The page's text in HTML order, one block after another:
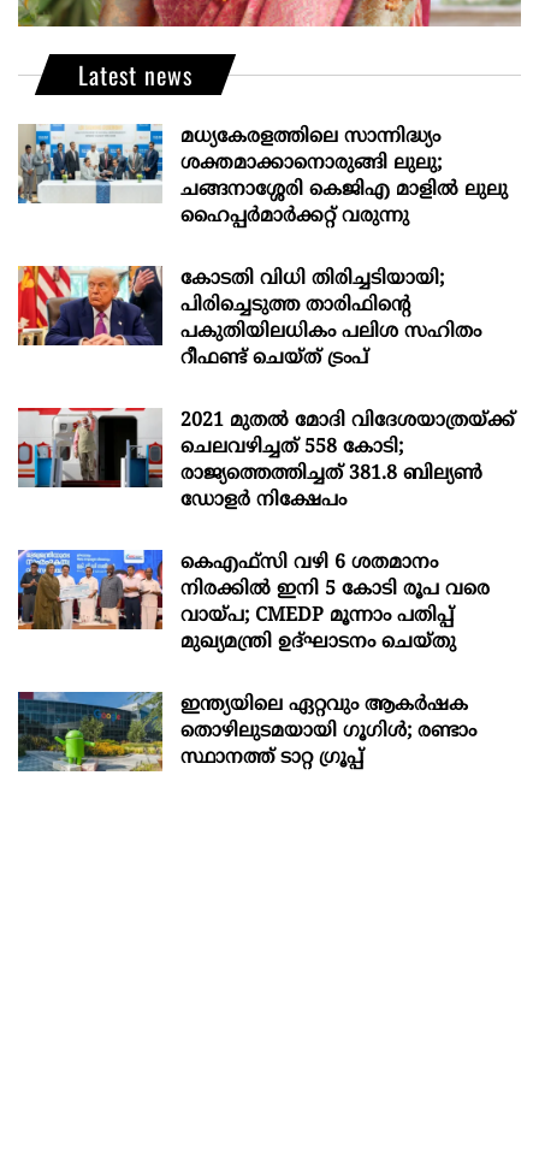
Latest news
മധ്യകേരളത്തിലെ സാന്നിദ്ധ്യം
ശക്തമാക്കാനൊരുങ്ങി ലുലു;
ചങ്ങനാശ്ശേരി കെജിഎ മാളിൽ ലുലു
ഹൈപ്പർമാർക്കറ്റ് വരുന്നു
കോടതി വിധി തിരിച്ചടിയായി;
പിരിച്ചെടുത്ത താരിഫിന്‍റെ
പകുതിയിലധികം പലിശ സഹിതം
റീഫണ്ട് ചെയ്ത് ട്രംപ്
2021 മുതൽ മോദി വിദേശയാത്രയ്ക്ക്
ചെലവഴിച്ചത് 558 കോടി;
രാജ്യത്തെത്തിച്ചത് 381.8 ബില്യൺ
ഡോളർ നിക്ഷേപം
കെഎഫ്സി വഴി 6 ശതമാനം
നിരക്കിൽ ഇനി 5 കോടി രൂപ വരെ
വായ്പ; CMEDP മൂന്നാം പതിപ്പ്
മുഖ്യമന്ത്രി ഉദ്ഘാടനം ചെയ്തു
ഇന്ത്യയിലെ ഏറ്റവും ആകര്‍ഷക
തൊഴിലുടമയായി ഗൂഗിള്‍; രണ്ടാം
സ്ഥാനത്ത് ടാറ്റ ഗ്രൂപ്പ്